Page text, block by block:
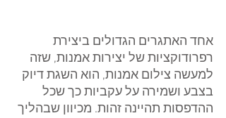
אחד האתגרים הגדולים ביצירת
רפרודוקציות של יצירות אמנות, שזה
למעשה צילום אמנות, הוא השגת דיוק
בצבע ושמירה על עקביות כך שכל
ההדפסות תהיינה זהות. מכיוון שבהליך